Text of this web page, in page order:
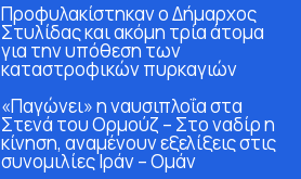
Προφυλακίστηκαν ο Δήμαρχος
Στυλίδας και ακόμη τρία άτομα
για την υπόθεση των
καταστροφικών πυρκαγιών
«Παγώνει» η ναυσιπλοΐα στα
Στενά του Ορμούζ – Στο ναδίρ η
κίνηση, αναμένουν εξελίξεις στις
συνομιλίες Ιράν – Ομάν